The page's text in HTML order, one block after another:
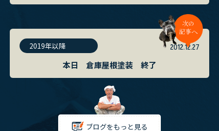
2019年以降 2012.12.27
本日 倉庫屋根塗装 終了
ブログをもっと見る